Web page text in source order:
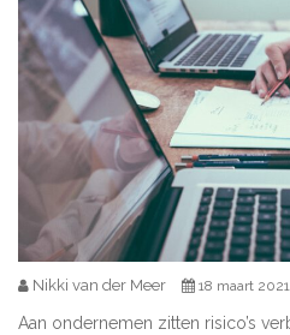
Nikki van der Meer 18 maart 2021
Aan ondernemen zitten risico’s